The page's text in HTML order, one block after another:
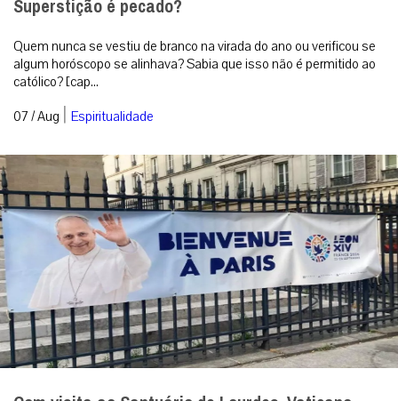
Com visita ao Santuário de Lourdes, Vaticano
detalha agenda de Leão XIV na França
Pontífice visitará Paris, Lourdes e Metz entre 25 e 28 de
setembro, com discurso na Unesco e encontros inter-religiosos.
Cidade do Vaticano (08...
07 / Aug|Roma